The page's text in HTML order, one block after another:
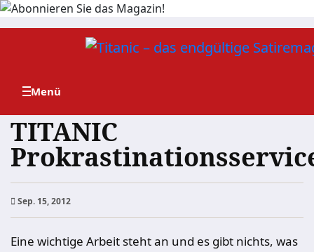
Zum
TITANIC
Sep. 15, 2012
Eine wichtige Arbeit steht an und es gibt nichts, was